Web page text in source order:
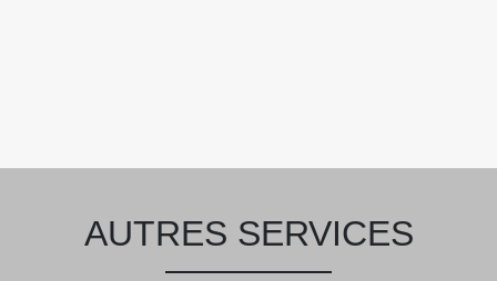
AUTRES SERVICES